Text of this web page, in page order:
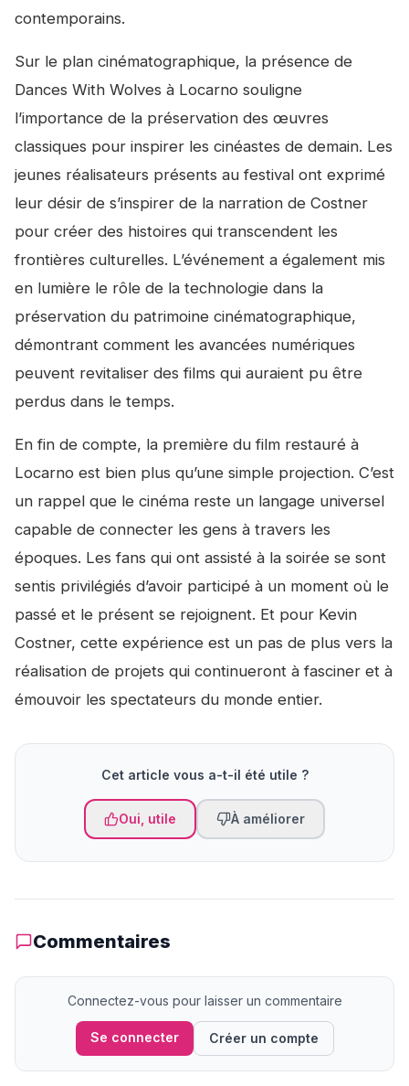
contemporains.
Sur le plan cinématographique, la présence de
Dances With Wolves à Locarno souligne
l’importance de la préservation des œuvres
classiques pour inspirer les cinéastes de demain. Les
jeunes réalisateurs présents au festival ont exprimé
leur désir de s’inspirer de la narration de Costner
pour créer des histoires qui transcendent les
frontières culturelles. L’événement a également mis
en lumière le rôle de la technologie dans la
préservation du patrimoine cinématographique,
démontrant comment les avancées numériques
peuvent revitaliser des films qui auraient pu être
perdus dans le temps.
En fin de compte, la première du film restauré à
Locarno est bien plus qu’une simple projection. C’est
un rappel que le cinéma reste un langage universel
capable de connecter les gens à travers les
époques. Les fans qui ont assisté à la soirée se sont
sentis privilégiés d’avoir participé à un moment où le
passé et le présent se rejoignent. Et pour Kevin
Costner, cette expérience est un pas de plus vers la
réalisation de projets qui continueront à fasciner et à
émouvoir les spectateurs du monde entier.
Cet article vous a-t-il été utile ?
Oui, utile À améliorer
Commentaires
Connectez-vous pour laisser un commentaire
Se connecter Créer un compte